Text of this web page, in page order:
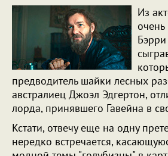
Из
очень
предводитель шайки лесных
австралиец Джоэл Эдгертон,
лорда, принявшего Гавейна в
Кстати, отвечу еще на одну
нередко встречается,